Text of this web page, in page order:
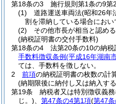
第18条の3
施行規則第1条の9第
(1)
道路運送車両法(昭和26年
割を滞納している場合におい
(2)
その他市長が相当と認め
(納税証明書の交付手数料)
第18条の4
法第20条の10の納税
手数料徴収条例(平成16年湖南
ては、手数料を徴しない。
2
前項の納税証明書の枚数の計
(納期限後に納付し又は納入す
第19条
納税者又は特別徴収義務
じ。)
第47条の4第1項(第47